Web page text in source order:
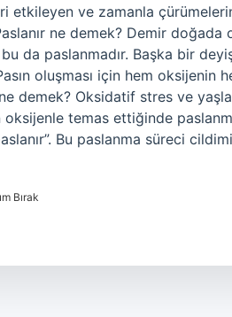
etkileyen ve zamanla
ne demek? Demir
da paslanmadır. Başka bir
oluşması için hem oksijenin
demek? Oksidatif stres ve
oksijenle temas ettiğinde
Bu paslanma süreci
Bırak